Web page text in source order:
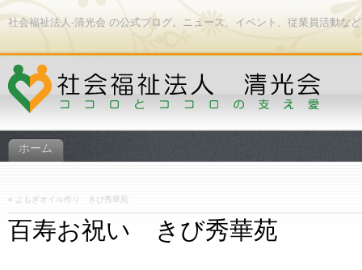
社会福祉法人-清光会 の公式ブログ。ニュース、イベント、従業員活動な
ホーム
« よもぎオイル作り きび秀華苑
百寿お祝い きび秀華苑